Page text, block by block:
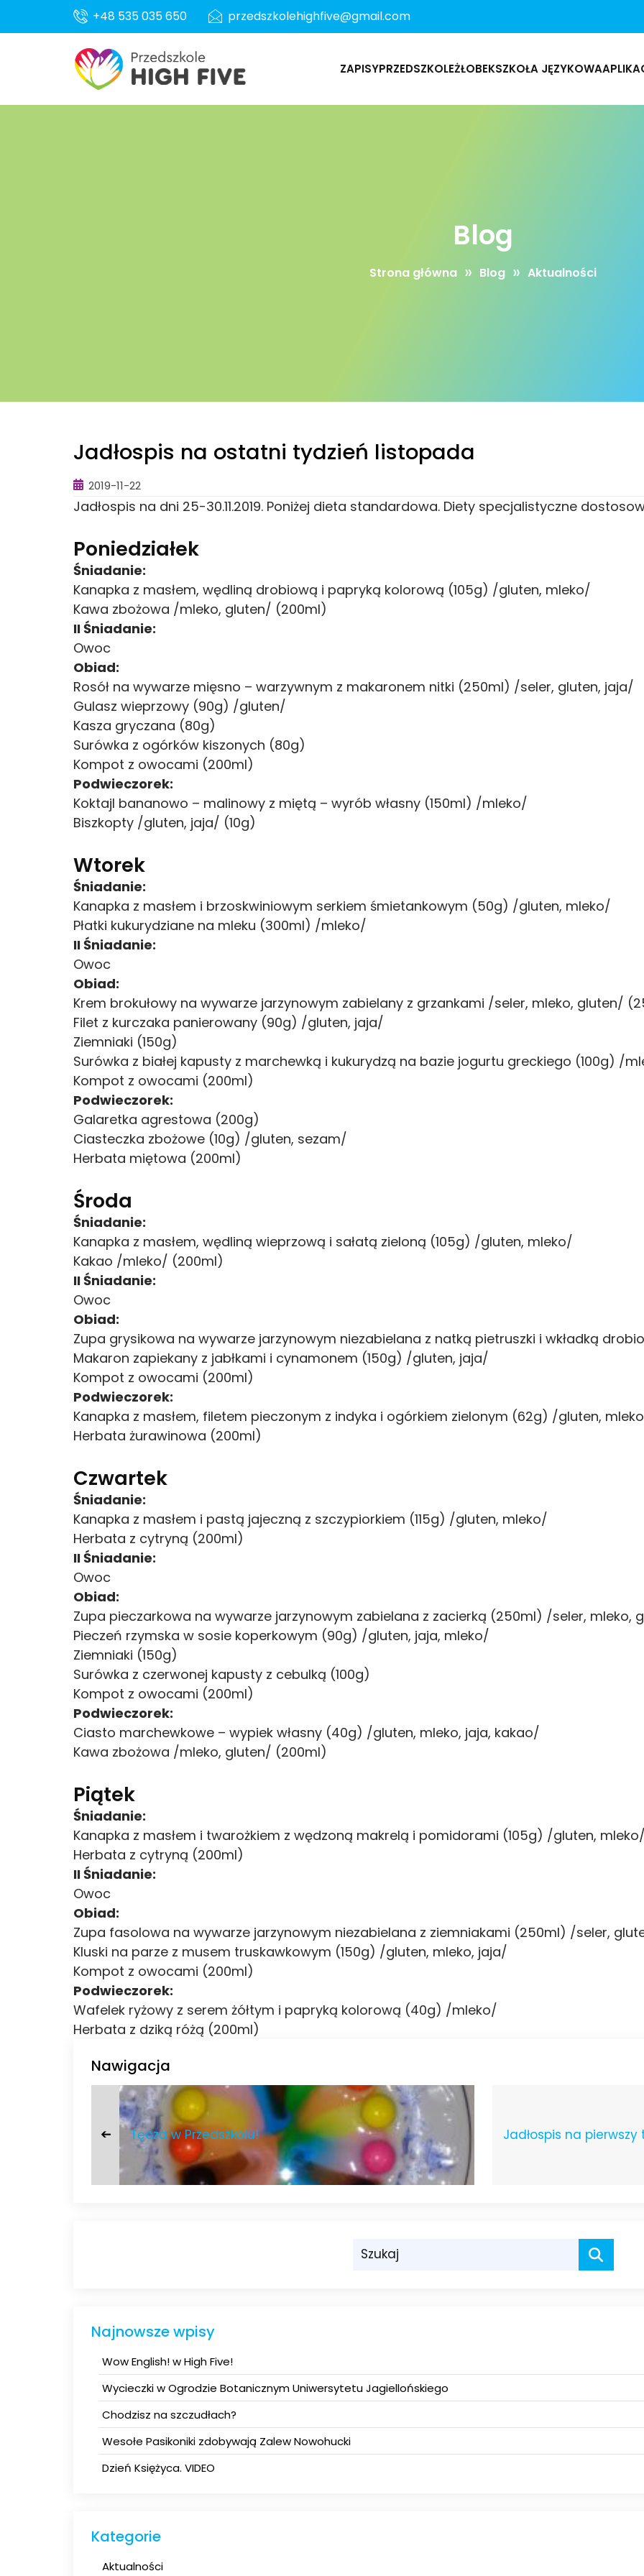
+48 535 035 650 przedszkolehighfive@gmail.com
ZAPISYPRZEDSZKOLEŻŁOBEKSZKOŁA JĘZYKOWA
Blog
Strona główna » Blog » Aktualności
Jadłospis na ostatni tydzień listopada
2019-11-22
Jadłospis na dni 25-30.11.2019. Poniżej dieta standardowa. Diety specjalistyczne
Poniedziałek
Śniadanie:
Kanapka z masłem, wędliną drobiową i papryką kolorową (105g) /gluten, mleko/
Kawa zbożowa /mleko, gluten/ (200ml)
II Śniadanie:
Owoc
Obiad:
Rosół na wywarze mięsno – warzywnym z makaronem nitki (250ml) /seler, gluten, jaja/
Gulasz wieprzowy (90g) /gluten/
Kasza gryczana (80g)
Surówka z ogórków kiszonych (80g)
Kompot z owocami (200ml)
Podwieczorek:
Koktajl bananowo – malinowy z miętą – wyrób własny (150ml) /mleko/
Biszkopty /gluten, jaja/ (10g)
Wtorek
Śniadanie:
Kanapka z masłem i brzoskwiniowym serkiem śmietankowym (50g) /gluten, mleko/
Płatki kukurydziane na mleku (300ml) /mleko/
II Śniadanie:
Owoc
Obiad:
Krem brokułowy na wywarze jarzynowym zabielany z grzankami /seler, mleko, gluten/
Filet z kurczaka panierowany (90g) /gluten, jaja/
Ziemniaki (150g)
Surówka z białej kapusty z marchewką i kukurydzą na bazie jogurtu greckiego (100g) /
Kompot z owocami (200ml)
Podwieczorek:
Galaretka agrestowa (200g)
Ciasteczka zbożowe (10g) /gluten, sezam/
Herbata miętowa (200ml)
Środa
Śniadanie:
Kanapka z masłem, wędliną wieprzową i sałatą zieloną (105g) /gluten, mleko/
Kakao /mleko/ (200ml)
II Śniadanie:
Owoc
Obiad:
Zupa grysikowa na wywarze jarzynowym niezabielana z natką pietruszki i wkładką
Makaron zapiekany z jabłkami i cynamonem (150g) /gluten, jaja/
Kompot z owocami (200ml)
Podwieczorek:
Kanapka z masłem, filetem pieczonym z indyka i ogórkiem zielonym (62g) /gluten,
Herbata żurawinowa (200ml)
Czwartek
Śniadanie:
Kanapka z masłem i pastą jajeczną z szczypiorkiem (115g) /gluten, mleko/
Herbata z cytryną (200ml)
II Śniadanie:
Owoc
Obiad:
Zupa pieczarkowa na wywarze jarzynowym zabielana z zacierką (250ml) /seler, mleko,
Pieczeń rzymska w sosie koperkowym (90g) /gluten, jaja, mleko/
Ziemniaki (150g)
Surówka z czerwonej kapusty z cebulką (100g)
Kompot z owocami (200ml)
Podwieczorek:
Ciasto marchewkowe – wypiek własny (40g) /gluten, mleko, jaja, kakao/
Kawa zbożowa /mleko, gluten/ (200ml)
Piątek
Śniadanie:
Kanapka z masłem i twarożkiem z wędzoną makrelą i pomidorami (105g) /gluten, mleko/
Herbata z cytryną (200ml)
II Śniadanie:
Owoc
Obiad:
Zupa fasolowa na wywarze jarzynowym niezabielana z ziemniakami (250ml) /seler,
Kluski na parze z musem truskawkowym (150g) /gluten, mleko, jaja/
Kompot z owocami (200ml)
Podwieczorek:
Wafelek ryżowy z serem żółtym i papryką kolorową (40g) /mleko/
Herbata z dziką różą (200ml)
Nawigacja
➔ Tęcza w Przedszkolu! Jadłospis na
Najnowsze wpisy
Wow English! w High Five!
Wycieczki w Ogrodzie Botanicznym Uniwersytetu Jagiellońskiego
Chodzisz na szczudłach?
Wesołe Pasikoniki zdobywają Zalew Nowohucki
Dzień Księżyca. VIDEO
Kategorie
Aktualności